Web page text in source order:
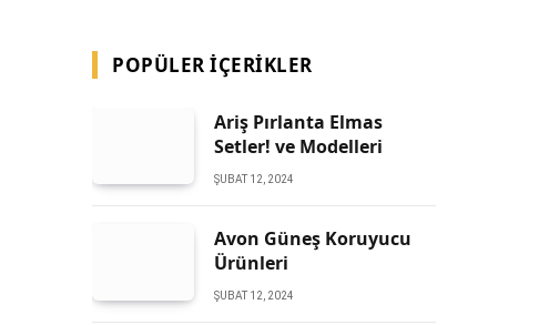
POPÜLER İÇERIKLER
Ariş Pırlanta Elmas
Setler! ve Modelleri
ŞUBAT 12, 2024
Avon Güneş Koruyucu
Ürünleri
ŞUBAT 12, 2024